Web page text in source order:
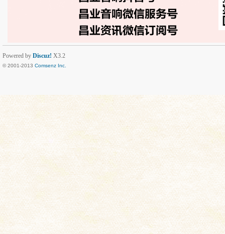
Powered by Discuz! X3.2
© 2001-2013 Comsenz Inc.